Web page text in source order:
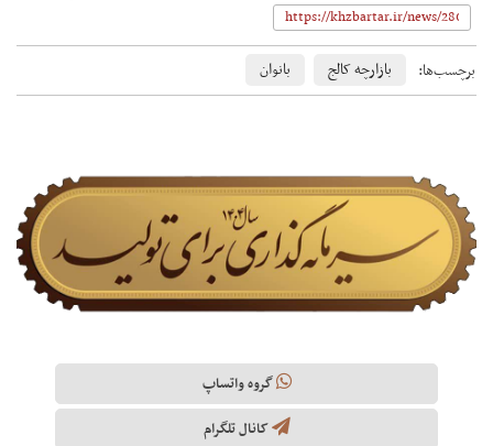
برچسب‌ها: بازارچه کالج بانوان
گروه واتساپ
کانال تلگرام